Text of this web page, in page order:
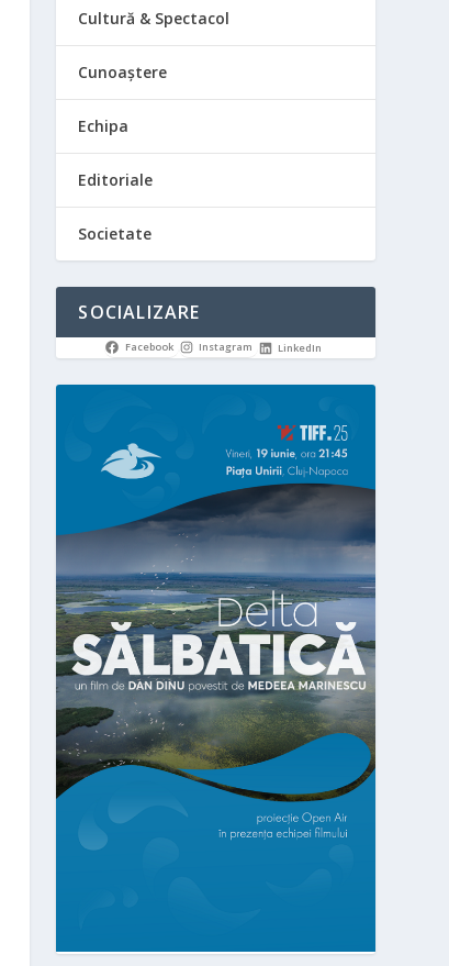
Cultură & Spectacol
Cunoaștere
Echipa
Editoriale
Societate
SOCIALIZARE
Facebook Instagram LinkedIn